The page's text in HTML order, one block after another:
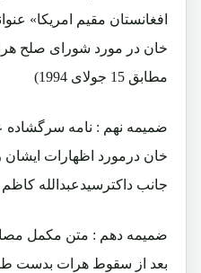
افغانستان مقیم امریکا»
مطابق 15 جولای 1994)
ضمیمه نهم : نامه سرگشاده
خان درمورد اظهارات
جانب داکترسیدعبدالله کاظم (مورخ 22
ضمیمه دهم : متن مکمل
بعد از سقوط هرات بدست